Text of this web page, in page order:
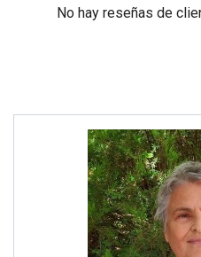
No hay reseñas de